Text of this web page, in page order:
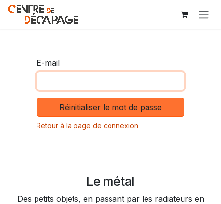
Se rendre au contenu
E-mail
Réinitialiser le mot de passe
Retour à la page de connexion
Le métal
Des petits objets, en passant par les radiateurs en